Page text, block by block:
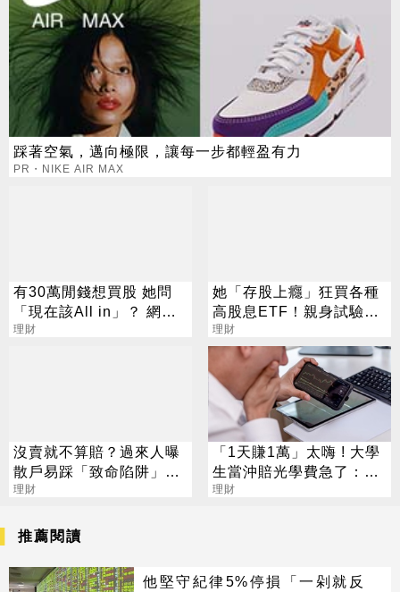
踩著空氣，邁向極限，讓每一步都輕盈有力
PR・NIKE AIR MAX
有30萬閒錢想買股 她問
「現在該All in」？ 網推
這檔：明年換新家
理財
她「存股上癮」狂買各種
高股息ETF！親身試驗：
這檔耐震
理財
沒賣就不算賠？過來人曝
散戶易踩「致命陷阱」3
種解法一次看
理財
「1天賺1萬」太嗨 ! 大學
生當沖賠光學費急了：不
敢跟媽說
理財
推薦閱讀
他堅守紀律5%停損「一剁就反